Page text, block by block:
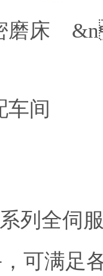
精密
间
全伺服
满足各